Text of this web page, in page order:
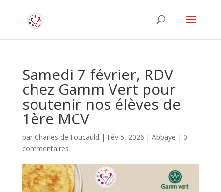
Samedi 7 février, RDV
chez Gamm Vert pour
soutenir nos élèves de
1ère MCV
par Charles de Foucauld | Fév 5, 2026 | Abbaye | 0
commentaires